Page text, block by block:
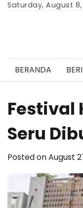
SkipSaturday, August 8,
BERANDA
Festival
Seru
Posted onAugust